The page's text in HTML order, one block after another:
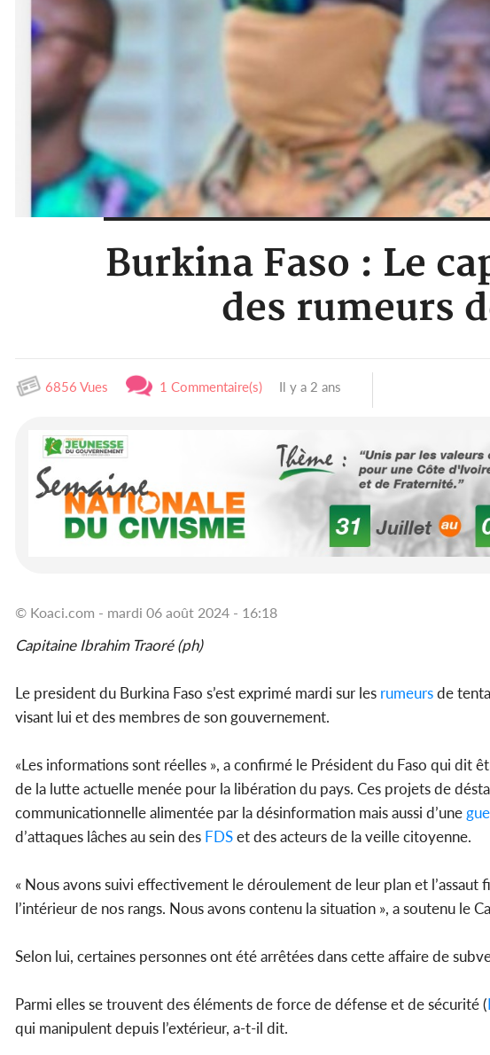
Burkina Faso : Le
des rumeurs
6856 Vues 1 Commentaire(s) Il y a 2 ans
© Koaci.com - mardi 06 août 2024 - 16:18
Capitaine Ibrahim Traoré (ph)
Le president du Burkina Faso s’est exprimé mardi sur les rumeursde
visant lui et des membres de son gouvernement.
«Les informations sont réelles », a confirmé le Président du Faso qui dit
de la lutte actuelle menée pour la libération du pays. Ces projets de
communicationnelle alimentée par la désinformation mais aussi d’une
d’attaques lâches au sein des FDSet des acteurs de la veille citoyenne.
« Nous avons suivi effectivement le déroulement de leur plan et
l’intérieur de nos rangs. Nous avons contenu la situation », a soutenu le
Selon lui, certaines personnes ont été arrêtées dans cette affaire de
Parmi elles se trouvent des éléments de force de défense et de sécurité (
qui manipulent depuis l’extérieur, a-t-il dit.